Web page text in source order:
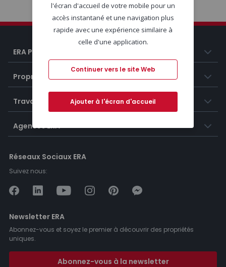
ERA Portugal
Propriétés
Travailler chez ERA
Agences ERA
Réseaux Sociaux ERA
Suivez nous:
Newsletter ERA
Abonnez-vous et soyez le premier à découvrir des propriétés
uniques.
Abonnez-vous à la newsletter
l'écran d'accueil de votre mobile pour un
accès instantané et une navigation plus
rapide avec une expérience similaire à
celle d'une application.
Continuer vers le site Web
Ajouter à l'écran d'accueil